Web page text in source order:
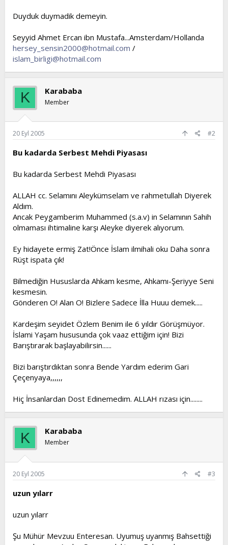
Duyduk duymadik demeyin.
Seyyid Ahmet Ercan ibn Mustafa...Amsterdam/Hollanda
hersey_sensin2000@hotmail.com /
islam_birligi@hotmail.com
K Karababa
Member
20 Eyl 2005 #2
Bu kadarda Serbest Mehdi Piyasası
Bu kadarda Serbest Mehdi Piyasası
ALLAH cc. Selamını Aleykümselam ve rahmetullah Diyerek
Aldım.
Ancak Peygamberim Muhammed (s.a.v) in Selamının Sahih
olmaması ihtimaline karşı Aleyke diyerek alıyorum.
Ey hidayete ermiş Zat!Önce İslam ilmihali oku Daha sonra
Rüşt ispata çık!
Bilmediğin Hususlarda Ahkam kesme, Ahkamı-Şeriyye Seni
kesmesin.
Gönderen O! Alan O! Bizlere Sadece İlla Huuu demek.....
Kardeşim seyidet Özlem Benim ile 6 yıldır Görüşmüyor.
İslami Yaşam hususunda çok vaaz ettiğim için! Bizi
Barıştırarak başlayabilirsin......
Bizi barıştırdıktan sonra Bende Yardım ederim Gari
Çeçenyaya,,,,,,
Hiç İnsanlardan Dost Edinemedim. ALLAH rızası için........
K Karababa
Member
20 Eyl 2005 #3
uzun yılarr
uzun yılarr
Şu Mühür Mevzuu Enteresan. Uyumuş uyanmış Bahsettiği